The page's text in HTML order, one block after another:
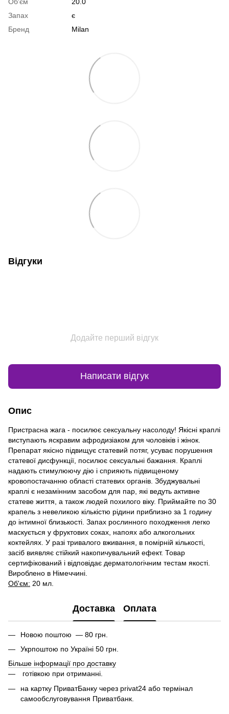
Запах
є
Бренд
Milan
Відгуки
Додайте перший відгук
Написати відгук
Опис
Пристрасна жага - посилює сексуальну насолоду! Якісні краплі
виступають яскравим афродизіаком для чоловіків і жінок.
Препарат якісно підвищує статевий потяг, усуває порушення
статевої дисфункції, посилює сексуальні бажання. Краплі
надають стимулюючу дію і сприяють підвищеному
кровопостачанню області статевих органів. Збуджувальні
краплі є незамінним засобом для пар, які ведуть активне
статеве життя, а також людей похилого віку. Приймайте по 30
крапель з невеликою кількістю рідини приблизно за 1 годину
до інтимної близькості. Запах рослинного походження легко
маскується у фруктових соках, напоях або алкогольних
коктейлях. У разі тривалого вживання, в помірній кількості,
засіб виявляє стійкий накопичувальний ефект. Товар
сертифікований і відповідає дерматологічним тестам якості.
Вироблено в Німеччині.
Об'єм: 20 мл.
Доставка Оплата
Новою поштою — 80 грн.
Укрпоштою по Україні 50 грн.
Більше інформації про доставку
готівкою при отриманні.
на картку ПриватБанку через privat24 або термінал
самообслуговування Приватбанк.